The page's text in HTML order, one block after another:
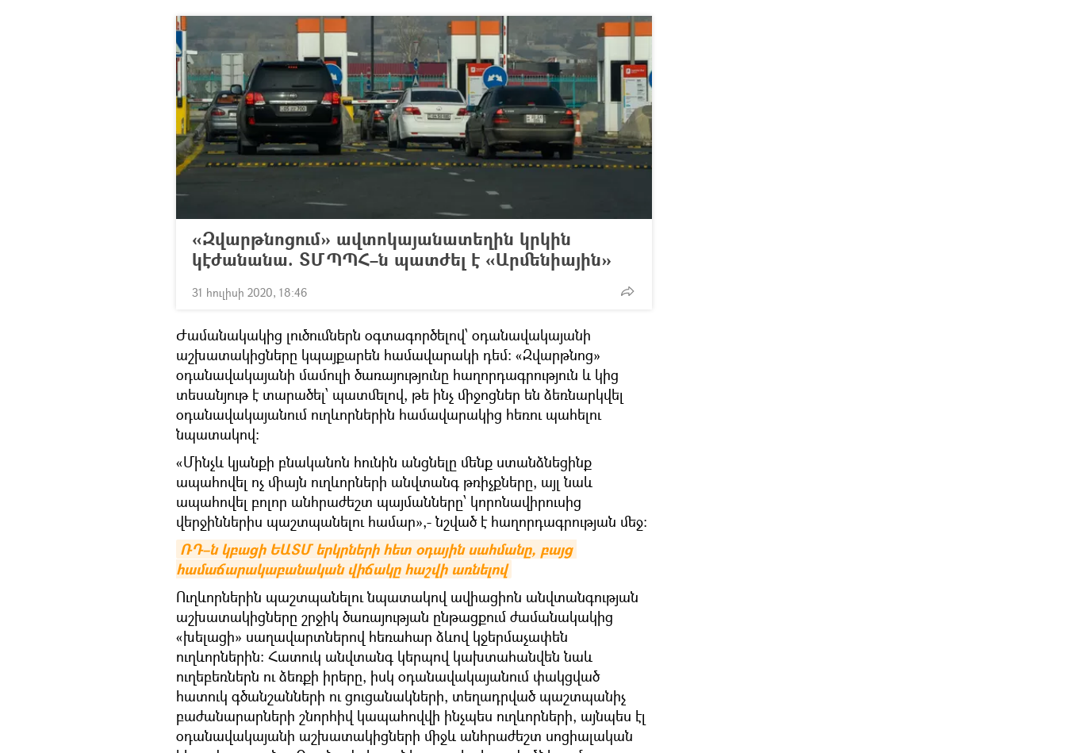
«Զվարթնոցում» ավտոկայանատեղին կրկին
կէժանանա. ՏՄՊՊՀ–ն պատժել է «Արմենիային»
31 հուլիսի 2020, 18:46
Ժամանակակից լուծումներն օգտագործելով՝ օդանավակայանի
աշխատակիցները կպայքարեն համավարակի դեմ։ «Զվարթնոց»
օդանավակայանի մամուլի ծառայությունը հաղորդագրություն և կից
տեսանյութ է տարածել՝ պատմելով, թե ինչ միջոցներ են ձեռնարկվել
օդանավակայանում ուղևորներին համավարակից հեռու պահելու
նպատակով։
«Մինչև կյանքի բնականոն հունին անցնելը մենք ստանձնեցինք
ապահովել ոչ միայն ուղևորների անվտանգ թռիչքները, այլ նաև
ապահովել բոլոր անհրաժեշտ պայմանները՝ կորոնավիրուսից
վերջիններիս պաշտպանելու համար»,- նշված է հաղորդագրության մեջ։
ՌԴ–ն կբացի ԵԱՏՄ երկրների հետ օդային սահմանը, բայց
համաճարակաբանական վիճակը հաշվի առնելով
Ուղևորներին պաշտպանելու նպատակով ավիացիոն անվտանգության
աշխատակիցները շրջիկ ծառայության ընթացքում ժամանակակից
«խելացի» սաղավարտներով հեռահար ձևով կջերմաչափեն
ուղևորներին։ Հատուկ անվտանգ կերպով կախտահանվեն նաև
ուղեբեռներն ու ձեռքի իրերը, իսկ օդանավակայանում փակցված
հատուկ գծանշանների ու ցուցանակների, տեղադրված պաշտպանիչ
բաժանարարների շնորհիվ կապահովվի ինչպես ուղևորների, այնպես էլ
օդանավակայանի աշխատակիցների միջև անհրաժեշտ սոցիալական